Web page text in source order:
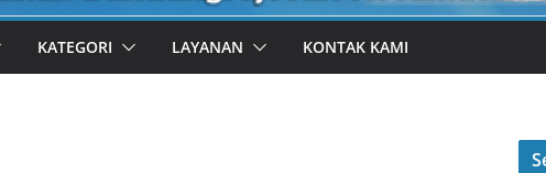
KATEGORI LAYANAN KONTAK KAMI